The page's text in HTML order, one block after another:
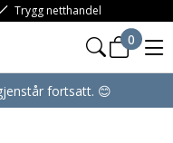
Trygg netthandel
0
fortsatt. 😊